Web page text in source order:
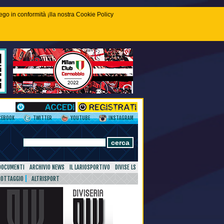
in conformità ¡lla nostra Cookie Policy
TWITTER YOUTUBE INSTAGRAM
ARCHIVIO NEWS IL LARIOSPORTIVO
DIVISE LS
ALTRISPORT